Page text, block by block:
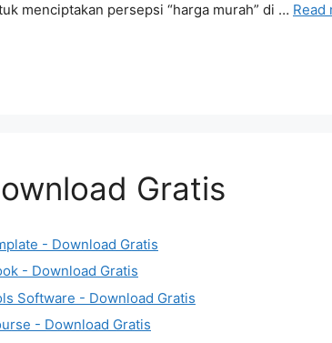
menciptakan persepsi “harga murah” di … Read
Gratis
- Download Gratis
- Download Gratis
Software - Download Gratis
- Download Gratis